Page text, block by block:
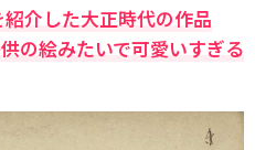
介した大正時代の作品
の絵みたいで可愛いすぎる